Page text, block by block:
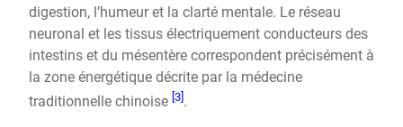
digestion, l’humeur et la clarté mentale. Le réseau
neuronal et les tissus électriquement conducteurs des
intestins et du mésentère correspondent précisément à
la zone énergétique décrite par la médecine
traditionnelle chinoise [3].